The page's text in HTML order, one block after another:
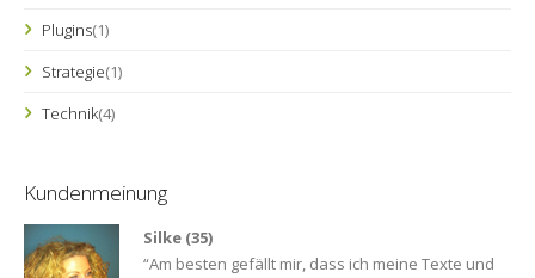
Plugins(1)
Strategie(1)
Technik(4)
Kundenmeinung
Silke (35)
“Am besten gefällt mir, dass ich meine Texte und